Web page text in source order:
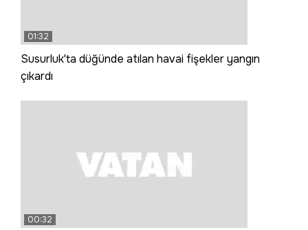
01:32
Susurluk'ta düğünde atılan havai fişekler yangın
çıkardı
00:32